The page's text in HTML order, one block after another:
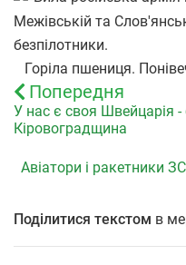
Межівській та
безпілотники.
Горіла пшениця.
Попередня
У нас є своя Швейцарія -
Кіровоградщина
Авіатори і ракетники
Поділитися текстом в